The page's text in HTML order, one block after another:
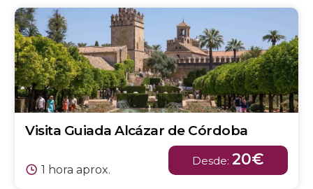
Visita Guiada Alcázar de Córdoba
1 hora aprox.
Desde: 20€